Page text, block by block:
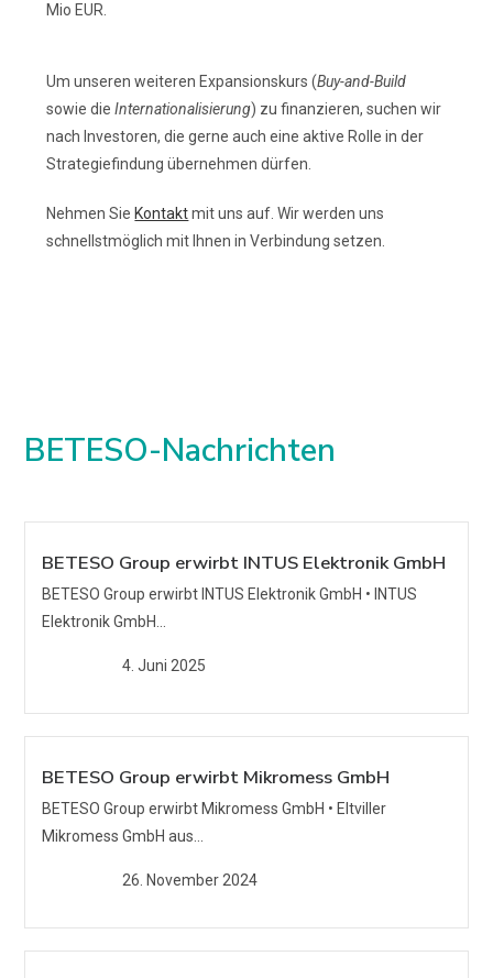
Mio EUR.
Um unseren weiteren Expansionskurs (Buy-and-Build
sowie dieInternationalisierung) zu finanzieren, suchen wir
nach Investoren, die gerne auch eine aktive Rolle in der
Strategiefindung übernehmen dürfen.
Nehmen Sie Kontaktmit uns auf. Wir werden uns
schnellstmöglich mit Ihnen in Verbindung setzen.
BETESO-Nachrichten
BETESO Group erwirbt INTUS Elektronik GmbH
BETESO Group erwirbt INTUS Elektronik GmbH • INTUS
Elektronik GmbH...
4. Juni 2025
BETESO Group erwirbt Mikromess GmbH
BETESO Group erwirbt Mikromess GmbH • Eltviller
Mikromess GmbH aus...
26. November 2024